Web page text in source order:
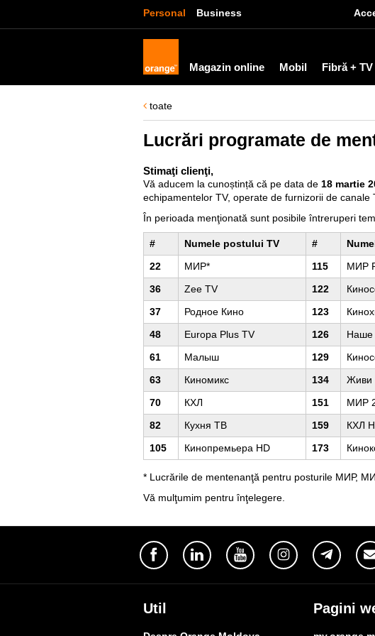
Personal Business
Magazin online Mobil Fibră + TV
toate
Lucrări programate de
Stimaţi clienţi,
Vă aducem la cunoștință că pe data de 18 martie
echipamentelor TV, operate de furnizorii de canale
În perioada menţionată sunt posibile întreruperi
# Numele postului TV #
22
МИР* 115
МИР
36
Zee TV 122
37
Родное Кино 123
48
Europa Plus TV 126
Наше
61
Малыш 129
63
Киномикс 134
Живи
70
КХЛ 151
МИР
82
Кухня ТВ 159
КХЛ
105
Кинопремьера HD 173
* Lucrările de mentenanţă pentru posturile МИР,
Vă mulţumim pentru înţelegere.
Util Pagini